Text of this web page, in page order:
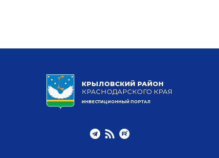
КРЫЛОВСКИЙ РАЙОН
КРАСНОДАРСКОГО КРАЯ
ИНВЕСТИЦИОННЫЙ ПОРТАЛ